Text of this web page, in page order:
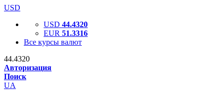
USD
USD 44.4320
EUR 51.3316
Все курсы валют
44.4320
Авторизация
Поиск
UA